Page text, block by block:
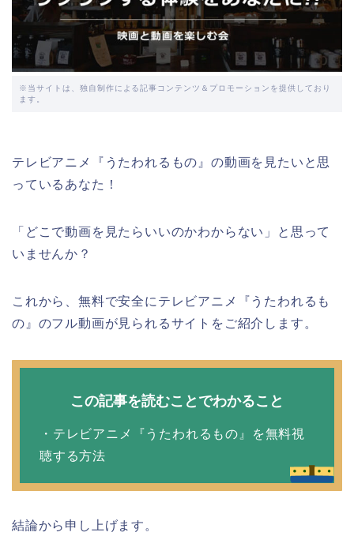
※当サイトは、独自制作による記事コンテンツ＆プロモーションを提供しており
ます。
テレビアニメ『うたわれるもの』の動画を見たいと思
っているあなた！
「どこで動画を見たらいいのかわからない」と思って
いませんか？
これから、無料で安全にテレビアニメ『うたわれるも
の』のフル動画が見られるサイトをご紹介します。
この記事を読むことでわかること
・テレビアニメ『うたわれるもの』を無料視
聴する方法
結論から申し上げます。